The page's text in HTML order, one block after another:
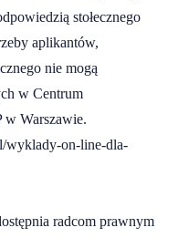
stołecznego
aplikantów,
nie mogą
w Centrum
Warszawie.
wyklady-on-line-dla-
radcom prawnym